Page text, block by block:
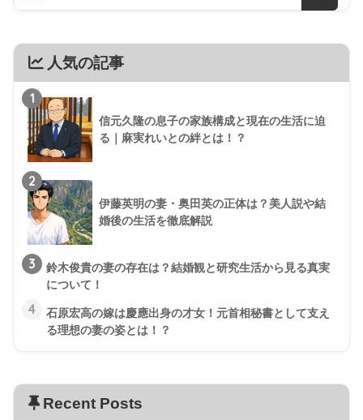
人気の記事
1
信元久隆の息子の家族構成と現在の生活に迫
る｜麻実れいとの絆とは！？
2
伊藤英明の妻・奥田英の正体は？美人説や結
婚後の生活を徹底解説
3
鈴木俊貴の妻の存在は？結婚観と研究生活から見る真実
について！
4
石原宏高の嫁は慶應出身の才女！元首相秘書として支え
る理想の妻の姿とは！？
Recent Posts